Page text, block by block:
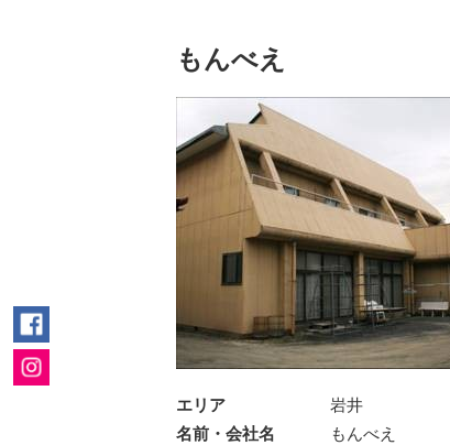
もんべえ
エリア
岩井
名前・会社名
もんべえ